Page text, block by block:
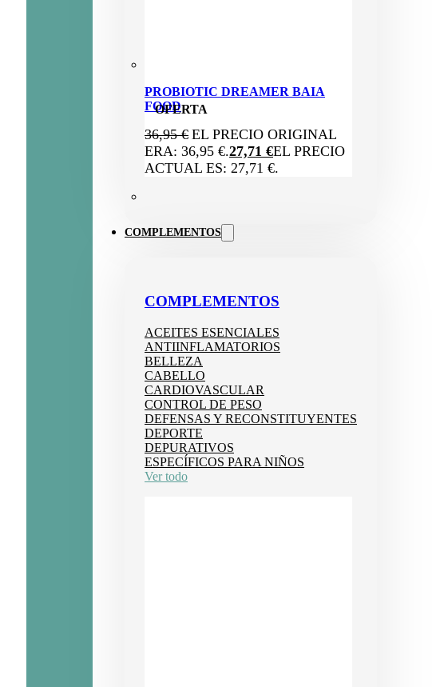
OFERTA
PROBIOTIC DREAMER BAIA
FOOD
36,95€ EL PRECIO ORIGINAL
ERA: 36,95 €.27,71 €EL PRECIO
ACTUAL ES: 27,71 €.
COMPLEMENTOS
COMPLEMENTOS
ACEITES ESENCIALES
ANTIINFLAMATORIOS
BELLEZA
CABELLO
CARDIOVASCULAR
CONTROL DE PESO
DEFENSAS Y RECONSTITUYENTES
DEPORTE
DEPURATIVOS
ESPECÍFICOS PARA NIÑOS
Ver todo